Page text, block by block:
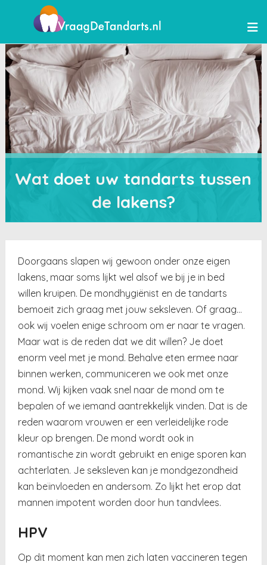
Wat doet uw tandarts tussen
de lakens?
Doorgaans slapen wij gewoon onder onze eigen
lakens, maar soms lijkt wel alsof we bij je in bed
willen kruipen. De mondhygiënist en de tandarts
bemoeit zich graag met jouw seksleven. Of graag…
ook wij voelen enige schroom om er naar te vragen.
Maar wat is de reden dat we dit willen? Je doet
enorm veel met je mond. Behalve eten ermee naar
binnen werken, communiceren we ook met onze
mond. Wij kijken vaak snel naar de mond om te
bepalen of we iemand aantrekkelijk vinden. Dat is de
reden waarom vrouwen er een verleidelijke rode
kleur op brengen. De mond wordt ook in
romantische zin wordt gebruikt en enige sporen kan
achterlaten. Je seksleven kan je mondgezondheid
kan beïnvloeden en andersom. Zo lijkt het erop dat
mannen impotent worden door hun tandvlees.
HPV
Op dit moment kan men zich laten vaccineren tegen